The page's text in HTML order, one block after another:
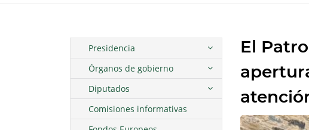
El
Presidencia
Órganos de gobierno
Diputados
Comisiones informativas